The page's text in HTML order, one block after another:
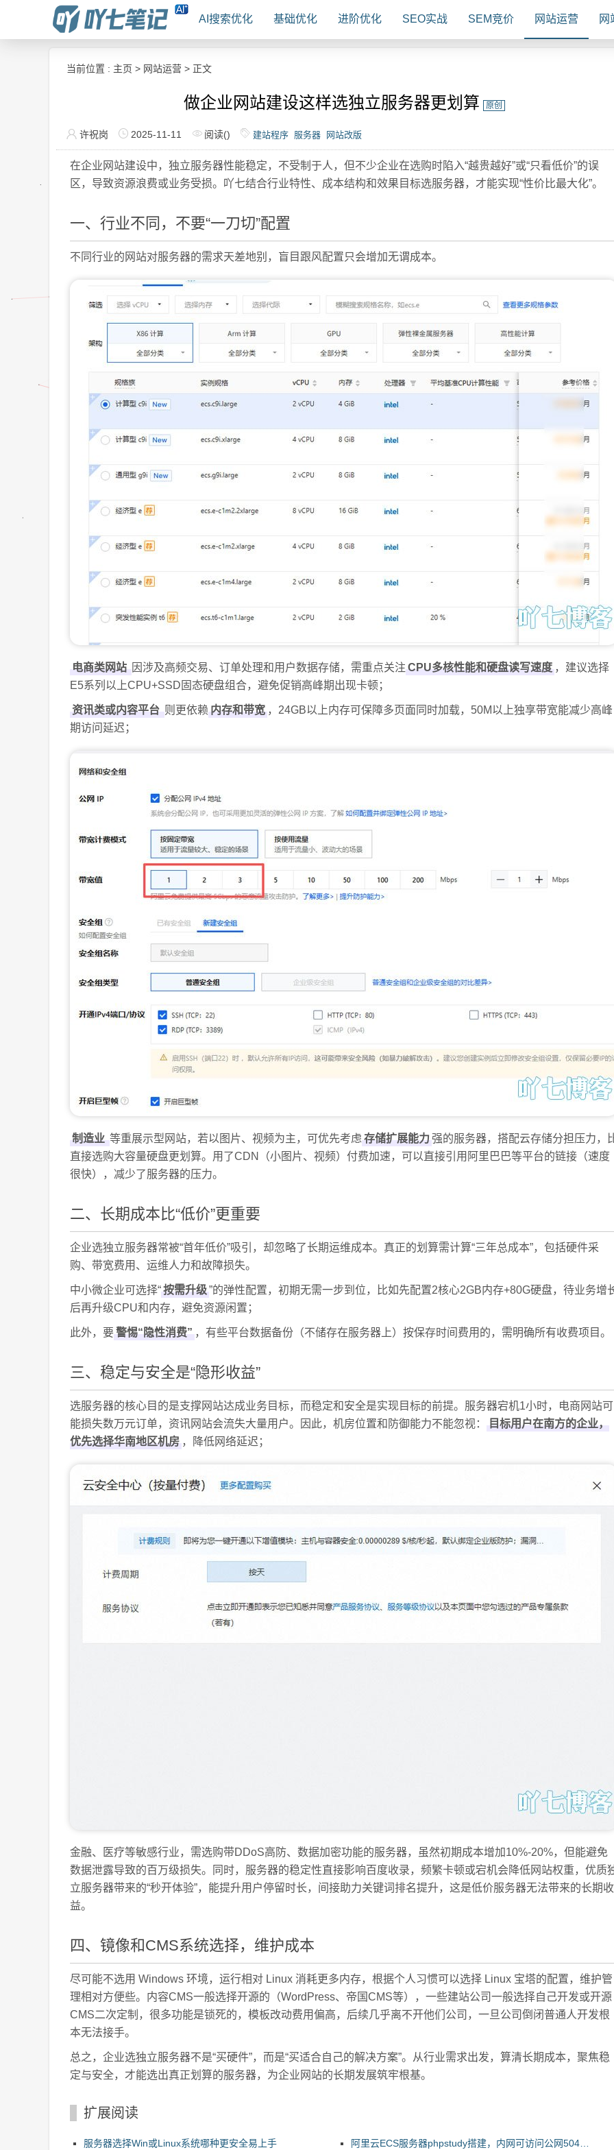
AI搜索优化 基础优化 进阶优化 SEO实战 SEM竞价 网站运营 网
当前位置 : 主页 > 网站运营 > 正文
做企业网站建设这样选独立服务器更划算 原创
许祝岗 2025-11-11 阅读() 建站程序 服务器 网站改版
在企业网站建设中，独立服务器性能稳定，不受制于人，但不少企业在选购时陷入“越贵越好”或“只看低价”的误
区，导致资源浪费或业务受损。吖七结合行业特性、成本结构和效果目标选服务器，才能实现“性价比最大化”。
一、行业不同，不要“一刀切”配置
不同行业的网站对服务器的需求天差地别，盲目跟风配置只会增加无谓成本。
电商类网站 因涉及高频交易、订单处理和用户数据存储，需重点关注 CPU多核性能和硬盘读写速度 ，建议选择
E5系列以上CPU+SSD固态硬盘组合，避免促销高峰期出现卡顿；
资讯类或内容平台 则更依赖 内存和带宽 ，24GB以上内存可保障多页面同时加载，50M以上独享带宽能减少高峰
期访问延迟；
制造业 等重展示型网站，若以图片、视频为主，可优先考虑 存储扩展能力 强的服务器，搭配云存储分担压力，
直接选购大容量硬盘更划算。用了CDN（小图片、视频）付费加速，可以直接引用阿里巴巴等平台的链接（速度
很快），减少了服务器的压力。
二、长期成本比“低价”更重要
企业选独立服务器常被“首年低价”吸引，却忽略了长期运维成本。真正的划算需计算“三年总成本”，包括硬件采
购、带宽费用、运维人力和故障损失。
中小微企业可选择“按需升级”的弹性配置，初期无需一步到位，比如先配置2核心2GB内存+80G硬盘，待业务增
后再升级CPU和内存，避免资源闲置；
此外，要警惕“隐性消费” ，有些平台数据备份（不储存在服务器上）按保存时间费用的，需明确所有收费项目。
三、稳定与安全是“隐形收益”
选服务器的核心目的是支撑网站达成业务目标，而稳定和安全是实现目标的前提。服务器宕机1小时，电商网站可
能损失数万元订单，资讯网站会流失大量用户。因此，机房位置和防御能力不能忽视：
目标用户在南方的企业，
优先选择华南地区机房 ，降低网络延迟；
金融、医疗等敏感行业，需选购带DDoS高防、数据加密功能的服务器，虽然初期成本增加10%-20%，但能避免
数据泄露导致的百万级损失。同时，服务器的稳定性直接影响百度收录，频繁卡顿或宕机会降低网站权重，优质
立服务器带来的“秒开体验”，能提升用户停留时长，间接助力关键词排名提升，这是低价服务器无法带来的长期收
益。
四、镜像和CMS系统选择，维护成本
尽可能不选用 Windows 环境，运行相对 Linux 消耗更多内存，根据个人习惯可以选择 Linux 宝塔的配置，维护管
理相对方便些。内容CMS一般选择开源的（WordPress、帝国CMS等），一些建站公司一般选择自己开发或开源
CMS二次定制，很多功能是锁死的，模板改动费用偏高，后续几乎离不开他们公司，一旦公司倒闭普通人开发根
本无法接手。
总之，企业选独立服务器不是“买硬件”，而是“买适合自己的解决方案”。从行业需求出发，算清长期成本，聚焦稳
定与安全，才能选出真正划算的服务器，为企业网站的长期发展筑牢根基。
扩展阅读
服务器选择Win或Linux系统哪种更安全易上手 阿里云ECS服务器phpstudy搭建，内网可访问公网504错